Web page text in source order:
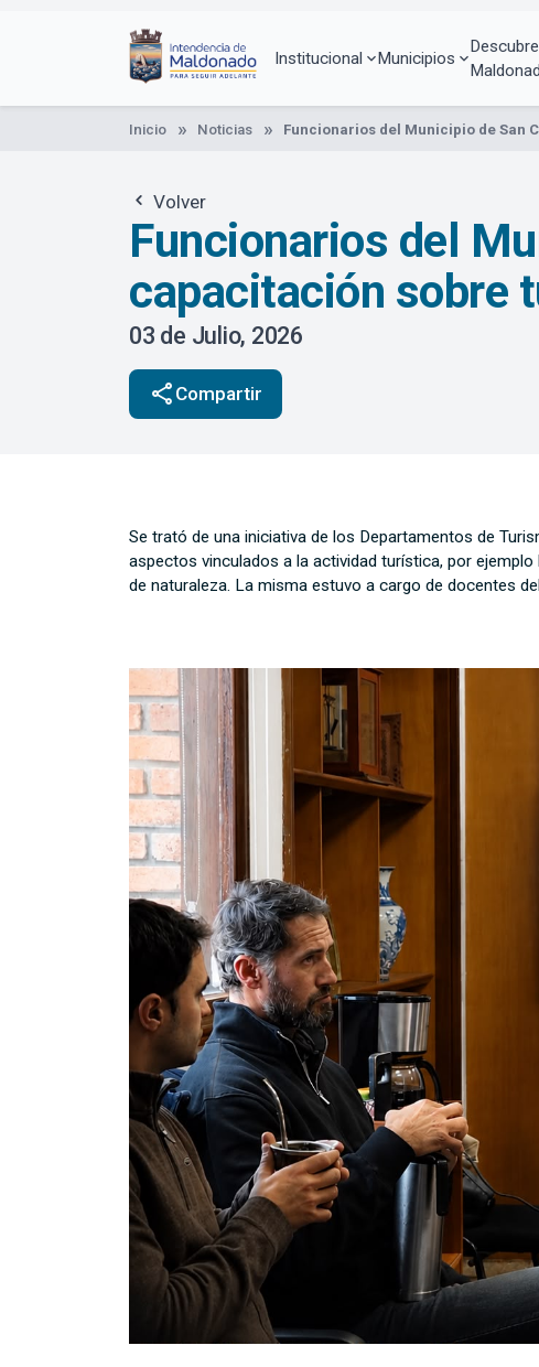
Institucional Municipios
Descubre
Inicio Noticias Funcionarios del Municipio de San
Volver
Funcionarios del
capacitación sobre
03 de Julio, 2026
share Compartir
Se trató de una iniciativa de los Departamentos de
aspectos vinculados a la actividad turística, por
de naturaleza. La misma estuvo a cargo de docentes